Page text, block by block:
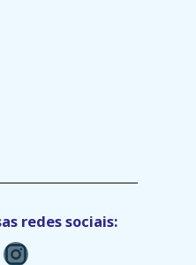
redes sociais: